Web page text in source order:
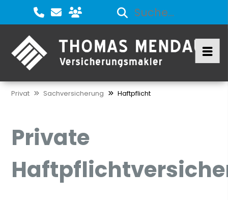
Privat Sachversicherung Haftpflicht
Private